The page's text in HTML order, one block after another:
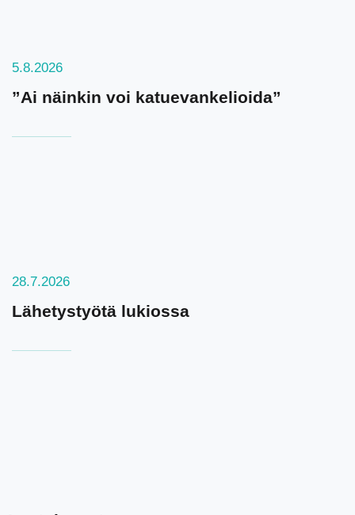
5.8.2026
”Ai näinkin voi katuevankelioida”
28.7.2026
Lähetystyötä lukiossa